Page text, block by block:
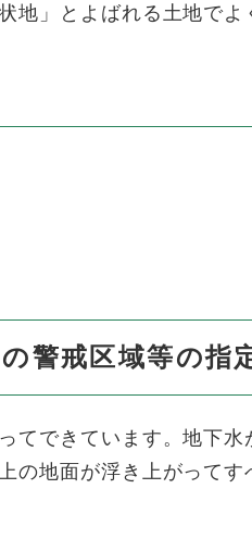
」とよばれる土地でよ
戒区域等の指
できています。地下水
地面が浮き上がってす